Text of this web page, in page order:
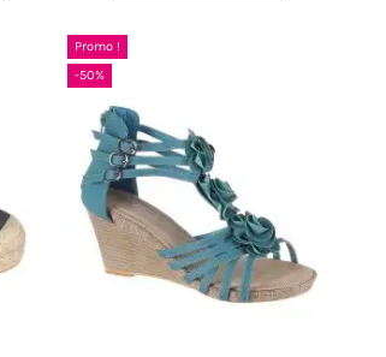
Promo !
-50%